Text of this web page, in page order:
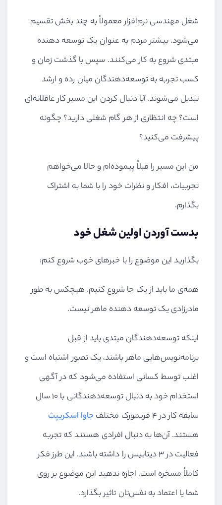
شغل مهندسی نرم‌افزار معمولاً به چند بخش تقسیم
می‌شود. بیشتر مردم به عنوان یک توسعه دهنده
مبتدی شروع به کار می‌کنند. سپس با گذشت زمان و
کسب تجربه به توسعه‌دهندگان میان رده و ارشد
تبدیل می‌شوند. آیا دنبال کردن این مسیر کار عاقلانه‌ای
است؟ چه انتظاری از هر گام شغلی دارید؟ چگونه
پیشرفت می‌کنید؟
من این مسیر را قبلاً پیموده‌ام و حالا می‌خواهم
تجربیات، افکار و نظرات خود را با شما به اشتراک
بگذارم.
بدست آوردن اولین شغل خود
بگذارید این موضوع را با خبرهای خوب شروع کنم:
همه‌ی ما باید از یک جا شروع کنیم. هیچکس به طور
مادرزادی یک توسعه دهنده ماهر نیست.
اینکه توسعه‌دهندگان مبتدی باید از قبل
برنامه‌نویس‌هایی ماهر باشند، یک تصور اشتباه است و
اغلب توسط کسانی استفاده می‌شود که در آگهی
استخدام خود به دنبال توسعه‌دهندگانی با ۱۰ سال
سابقه کار در ۴ فریمورک مختلف
جاوا اسکریپت
هستند. آن‌ها به دنبال افرادی هستند که تجربه
فعالیت در ۳ دیتابیس را داشته باشند. این طرز فکر
کاملاً مسخره است. اجازه ندهید این موضوع بر روی
شما یا اعتماد به نفس‌تان تاثیر بگذارد.